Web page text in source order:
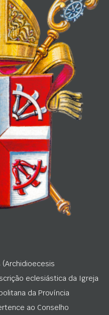
(Archidioecesis
eclesiástica da Igreja
da Província
ao Conselho